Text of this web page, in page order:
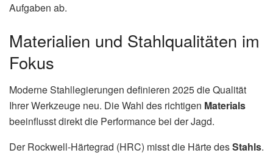
Aufgaben ab.
Materialien und Stahlqualitäten im
Fokus
Moderne Stahllegierungen definieren 2025 die Qualität
Ihrer Werkzeuge neu. Die Wahl des richtigen Materials
beeinflusst direkt die Performance bei der Jagd.
Der Rockwell-Härtegrad (HRC) misst die Härte desStahls.